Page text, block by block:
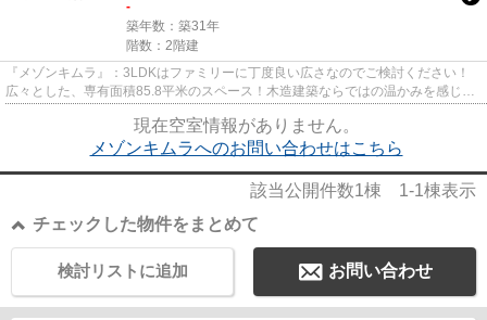
-
築年数：築31年
階数：2階建
『メゾンキムラ』：3LDKはファミリーに丁度良い広さなのでご検討ください！
広々とした、専有面積85.8平米のスペース！木造建築ならではの温かみを感じら
現在空室情報がありません。
メゾンキムラへのお問い合わせはこちら
該当公開件数1棟 1-1棟表示
チェックした物件をまとめて
お問い合わせ
検討リストに追加